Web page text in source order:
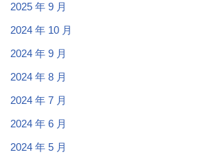
2025 年 9 月
2024 年 10 月
2024 年 9 月
2024 年 8 月
2024 年 7 月
2024 年 6 月
2024 年 5 月